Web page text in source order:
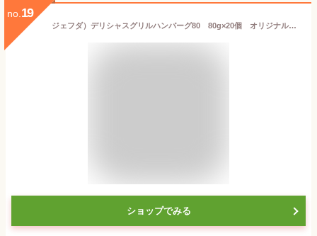
no. 19
ジェフダ）デリシャスグリルハンバーグ80 80g×20個 オリジナル ハンバーグ ハンバーグ 洋風料理 【冷凍食品】【業務用食材】【10800円以上で送料無料】
ショップでみる